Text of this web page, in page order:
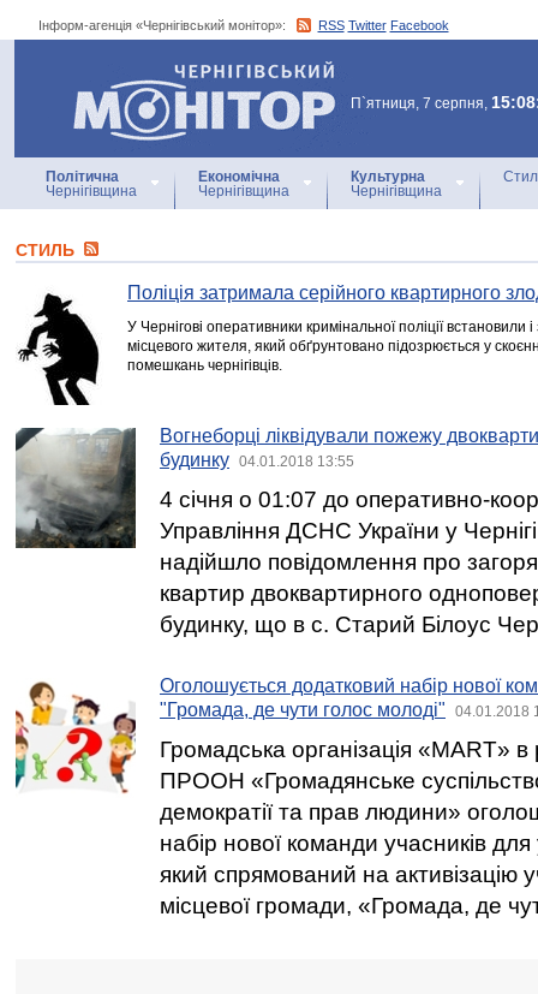
Інформ-агенція «Чернігівський монітор»: RSS Twitter Facebook
Інформ-агенція
«Чернігівський монітор»
П`ятниця, 7 серпня,
Політична
Чернігівщина
Економічна
Чернігівщина
Культурна
Чернігівщина
СТИЛЬ
Поліція затримала серійного квартирного
У Чернігові оперативники кримінальної поліції
місцевого жителя, який обґрунтовано підозрюється у
помешкань чернігівців.
Вогнеборці ліквідували пожежу
будинку
04.01.2018 13:55
4 січня о 01:07 до оперативно-
Управління ДСНС України у
надійшло повідомлення про
квартир двоквартирного
будинку, що в с. Старий Білоус
Оголошується додатковий набір нової
"Громада, де чути голос молоді"
04.01.2018
Громадська організація «MART»
ПРООН «Громадянське
демократії та прав людини»
набір нової команди учасників для
який спрямований на активізацію
місцевої громади, «Громада, де